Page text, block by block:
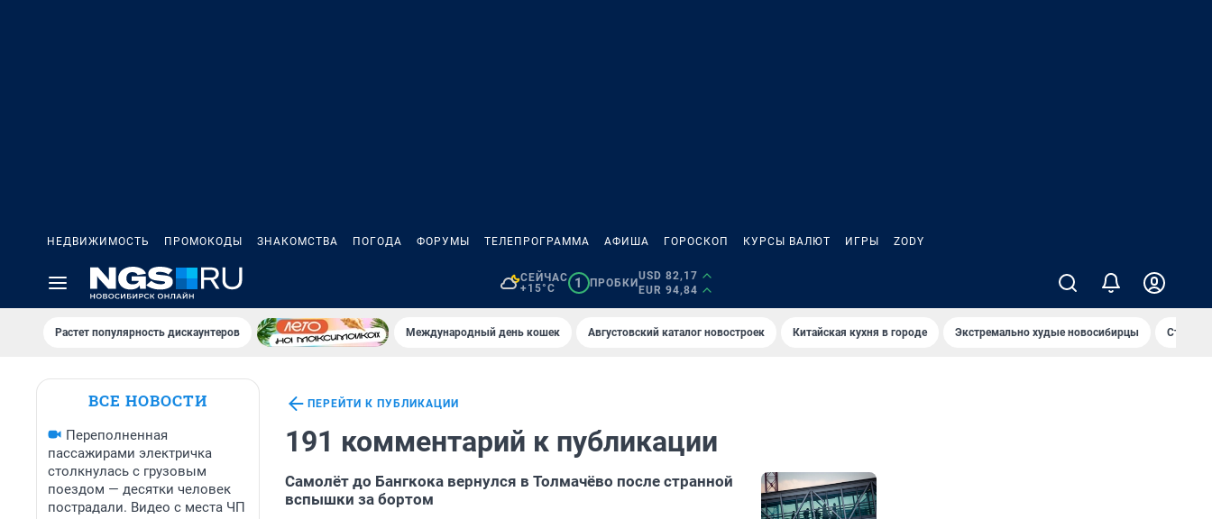
НЕДВИЖИМОСТЬ ПРОМОКОДЫ ЗНАКОМСТВА ПОГОДА ФОРУМЫ ТЕЛЕПРОГРАММА АФИША ГОРОСКОП КУРСЫ ВАЛЮТ ИГРЫ ZODY
СЕЙЧАС
+15°C
1 ПРОБКИ
USD 82,17
EUR 94,84
Растет популярность дискаунтеров Международный день кошек Августовский каталог новостроек Китайская кухня в городе Экстремально худые новосибирцы Старт
ВСЕ НОВОСТИ
Переполненная
пассажирами электричка
столкнулась с грузовым
поездом — десятки человек
пострадали. Видео с места ЧП
ПЕРЕЙТИ К ПУБЛИКАЦИИ
191 комментарий к публикации
Самолёт до Бангкока вернулся в Толмачёво после странной
вспышки за бортом